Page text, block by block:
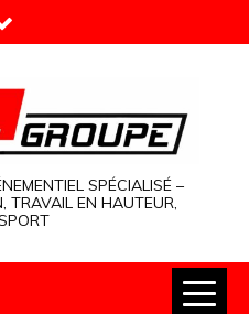
SPÉCIALISÉ –
TRAVAIL EN HAUTEUR,